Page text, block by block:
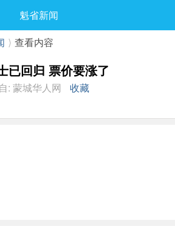
最新发表
魁省新闻
⟩ 查看内容
已回归 票价要涨了
: 蒙城华人网
收藏